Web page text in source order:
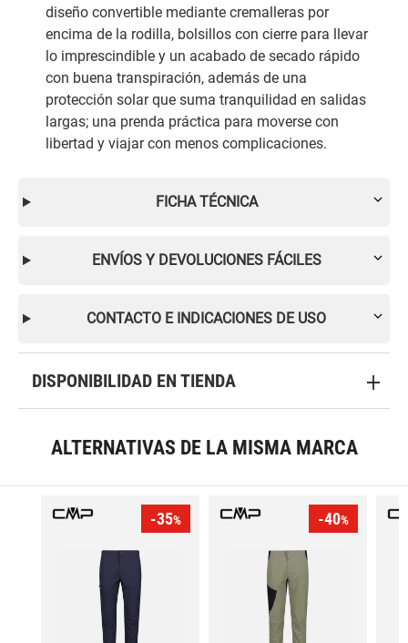
diseño convertible mediante cremalleras por
encima de la rodilla, bolsillos con cierre para llevar
lo imprescindible y un acabado de secado rápido
con buena transpiración, además de una
protección solar que suma tranquilidad en salidas
largas; una prenda práctica para moverse con
libertad y viajar con menos complicaciones.
FICHA TÉCNICA
ENVÍOS Y DEVOLUCIONES FÁCILES
CONTACTO E INDICACIONES DE USO
DISPONIBILIDAD EN TIENDA
ALTERNATIVAS DE LA MISMA MARCA
-35% -40%